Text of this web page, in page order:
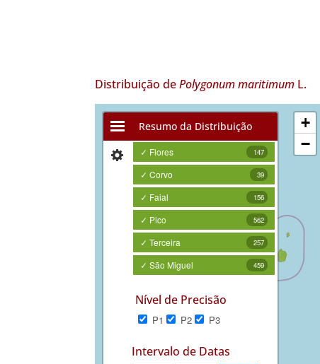
Distribuição dePolygonum maritimum L.
Resumo da Distribuição
✓ Flores 147
✓ Corvo 39
✓ Faial 156
✓ Pico 562
✓ Terceira 257
✓ São Miguel 459
Nível de Precisão
P1 P2 P3
Intervalo de Datas
+
−